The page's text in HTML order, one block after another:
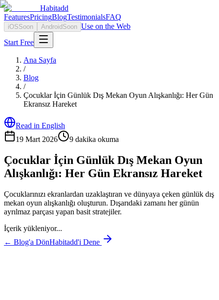
Habitadd
FeaturesPricingBlogTestimonialsFAQ
iOSSoon Android Soon Use on the Web
Start Free
Ana Sayfa
/
Blog
/
Çocuklar İçin Günlük Dış Mekan Oyun Alışkanlığı: Her Gün
Ekransız Hareket
Read in English
19 Mart 2026
9 dakika okuma
Çocuklar İçin Günlük Dış Mekan Oyun
Alışkanlığı: Her Gün Ekransız Hareket
Çocuklarınızı ekranlardan uzaklaştıran ve dünyaya çeken günlük dış
mekan oyun alışkanlığı oluşturun. Dışarıdaki zamanı her günün
ayrılmaz parçası yapan basit stratejiler.
İçerik yükleniyor...
← Blog'a DönHabitadd'i Dene